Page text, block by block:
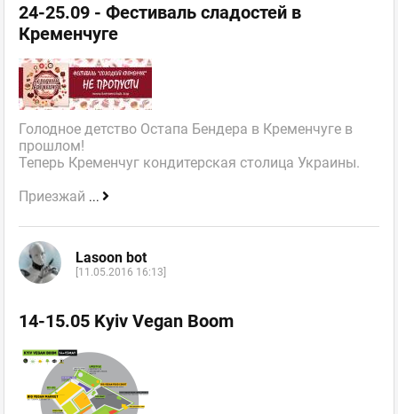
24-25.09 - Фестиваль сладостей в
Кременчуге
Голодное детство Остапа Бендера в Кременчуге в
прошлом!
Теперь Кременчуг кондитерская столица Украины.
Приезжай ...
Lasoon bot
[11.05.2016 16:13]
14-15.05 Kyiv Vegan Boom